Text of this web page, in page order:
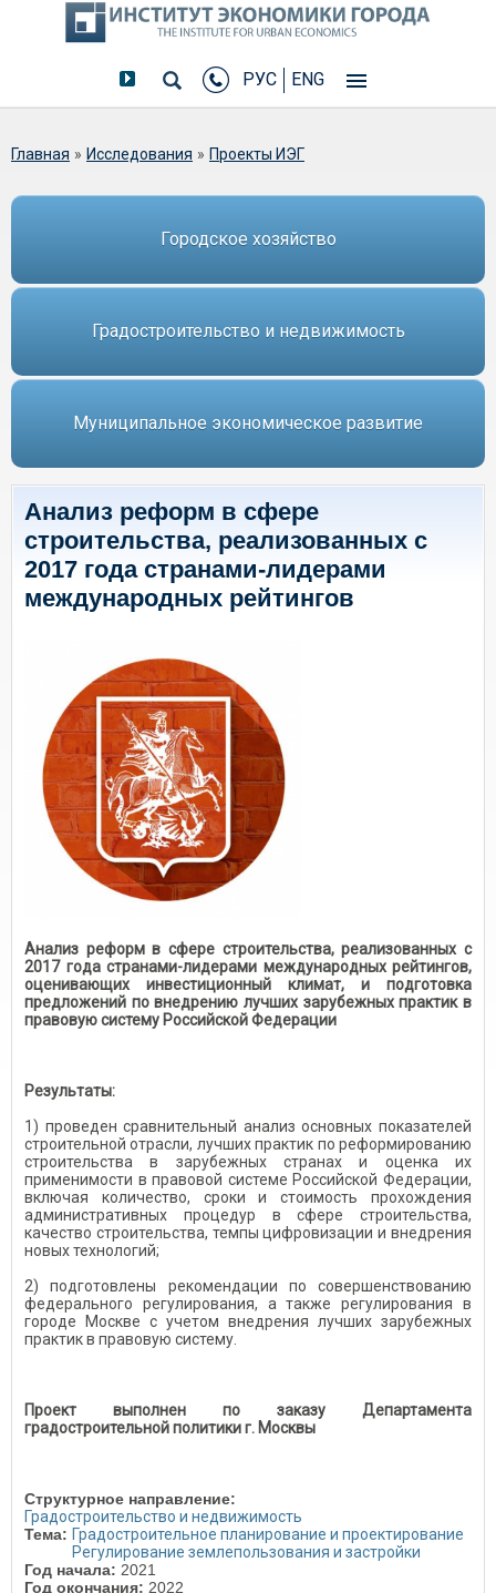
РУС ENG
Вы здесь
Главная » Исследования » Проекты ИЭГ
Городское хозяйство
Градостроительство и недвижимость
Муниципальное экономическое развитие
Анализ реформ в сфере
строительства, реализованных с
2017 года странами-лидерами
международных рейтингов
Анализ реформ в сфере строительства, реализованных с
2017 года странами-лидерами международных рейтингов,
оценивающих инвестиционный климат, и подготовка
предложений по внедрению лучших зарубежных практик в
правовую систему Российской Федерации
Результаты:
1) проведен сравнительный анализ основных показателей
строительной отрасли, лучших практик по реформированию
строительства в зарубежных странах и оценка их
применимости в правовой системе Российской Федерации,
включая количество, сроки и стоимость прохождения
административных процедур в сфере строительства,
качество строительства, темпы цифровизации и внедрения
новых технологий;
2) подготовлены рекомендации по совершенствованию
федерального регулирования, а также регулирования в
городе Москве с учетом внедрения лучших зарубежных
практик в правовую систему.
Проект выполнен по заказу Департамента
градостроительной политики г. Москвы
Структурное направление:
Градостроительство и недвижимость
Тема: Градостроительное планирование и проектирование
Регулирование землепользования и застройки
Год начала: 2021
Год окончания: 2022